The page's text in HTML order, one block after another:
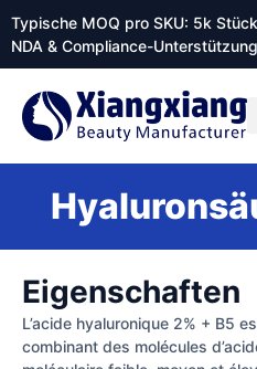
Typische MOQ pro SKU: 5k
NDA & Compliance-
Eigenschaften
L’acide hyaluronique 2% + B5
combinant des molécules